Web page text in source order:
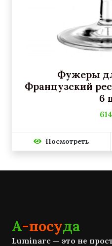
Фужеры
Французский
6
Посмотреть
А-посуда
Luminarc — это не